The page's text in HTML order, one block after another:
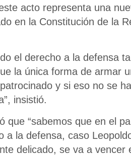
acto representa una
en la Constitución de la
el derecho a la defensa
la única forma de armar
y si eso no se
insistió.
que “sabemos que en el
a la defensa, caso
delicado, se va a vencer